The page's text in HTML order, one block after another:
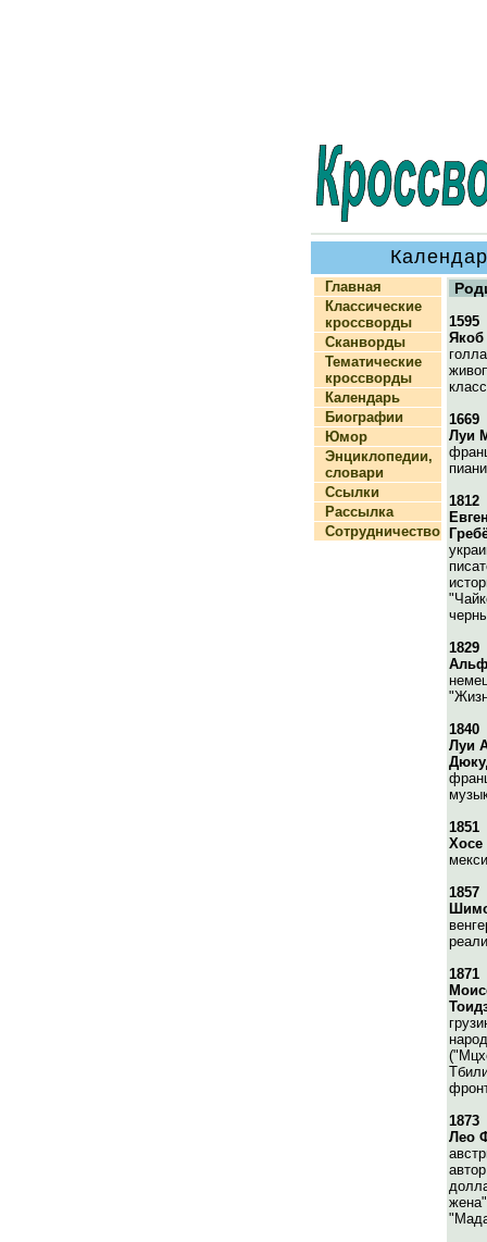
Главная
Классические
кроссворды
Сканворды
Тематические
кроссворды
Календарь
Биографии
Юмор
Энциклопедии,
словари
Ссылки
Рассылка
Сотрудничество
1595
Якоб
1669
Луи
1812
1829
1840
Луи
1851
Хосе
1857
1871
1873
Лео